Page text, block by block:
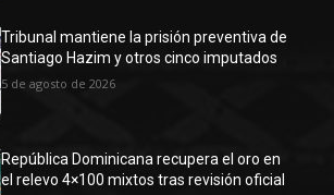
Tribunal mantiene la prisión preventiva de
Santiago Hazim y otros cinco imputados
5 de agosto de 2026
República Dominicana recupera el oro en
el relevo 4×100 mixtos tras revisión oficial